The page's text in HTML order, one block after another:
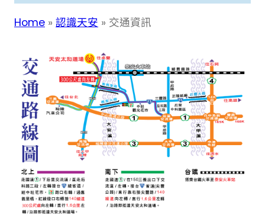
Home » 認識天安 » 交通資訊